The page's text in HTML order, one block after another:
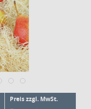
Preis zzgl. MwSt.